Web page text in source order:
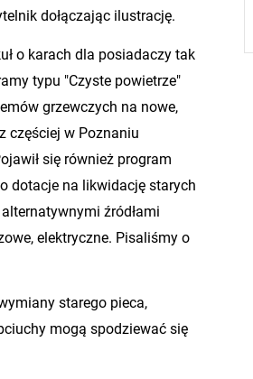
dołączając ilustrację.
o karach dla posiadaczy tak
typu "Czyste powietrze"
grzewczych na nowe,
częściej w Poznaniu
się również program
dotacje na likwidację starych
źródłami
elektryczne. Pisaliśmy o
starego pieca,
mogą spodziewać się